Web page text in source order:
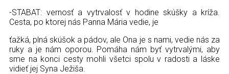
-STABAT: vernosť a vytrvalosť v hodine skúšky a kríža.
Cesta, po ktorej nás Panna Mária vedie, je
ťažká, plná skúšok a pádov, ale Ona je s nami, vedie nás za
ruky a je nám oporou. Pomáha nám byť vytrvalými, aby
sme na konci cesty mohli všetci spolu v radosti a láske
vidieť jej Syna Ježiša.